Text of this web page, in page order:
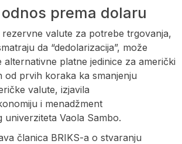
prema dolaru
rezervne valute za potrebe trgovanja,
da “dedolarizacija”, može
alternativne platne jedinice za američki
od prvih koraka ka smanjenju
valute, izjavila
i menadžment
Vaola Sambo.
članica BRIKS-a o stvaranju